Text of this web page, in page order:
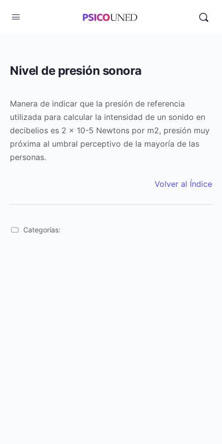
Nivel de presión sonora
Manera de indicar que la presión de referencia
utilizada para calcular la intensidad de un sonido en
decibelios es 2 x 10-5 Newtons por m2, presión muy
próxima al umbral perceptivo de la mayoría de las
personas.
Volver al Índice
Categorías: